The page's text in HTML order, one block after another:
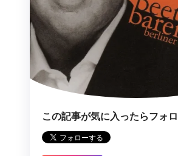
この記事が気に入ったらフォ